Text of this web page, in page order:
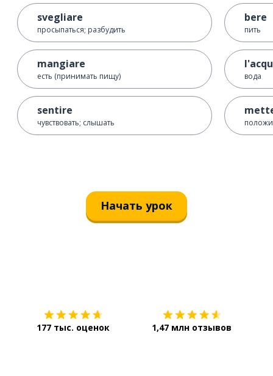
svegliare
просыпаться; разбудить
mangiare
есть (принимать пищу)
sentire
чувствовать; слышать
bere
пить
вода
Начать урок
177 тыс. оценок 1,47 млн отзывов